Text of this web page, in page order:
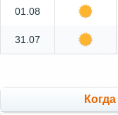
01.08
31.07